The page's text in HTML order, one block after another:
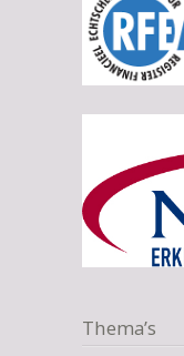
Thema’s